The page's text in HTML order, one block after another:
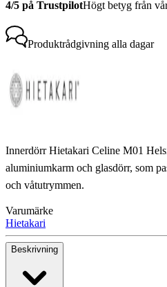
4/5 på TrustpilotHögt betyg från
Produktrådgivning alla dagar
Innerdörr Hietakari Celine M01
aluminiumkarm och glasdörr, som
och våtutrymmen.
Varumärke
Hietakari
Beskrivning